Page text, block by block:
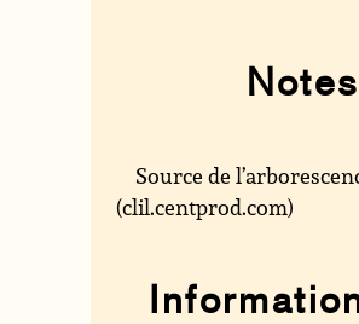
Source de
(clil.centprod.com)